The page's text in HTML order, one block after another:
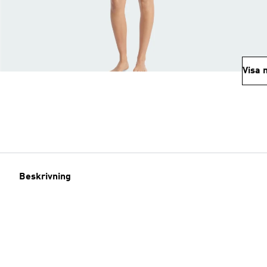
Visa
Beskrivning